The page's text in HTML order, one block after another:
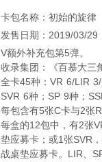
卡包名称：初始的旋律
发售日期：2019/03/29
V额外补充包第5弹。
收录集团：《百慕大三
全卡45种：VR 6/LIR
SVR 6种；SP 9种；
每包含有5张C卡与2张
每盒的12包中，有2张
垫应募卡；或1张SVR
战桌垫应募卡。LIR、